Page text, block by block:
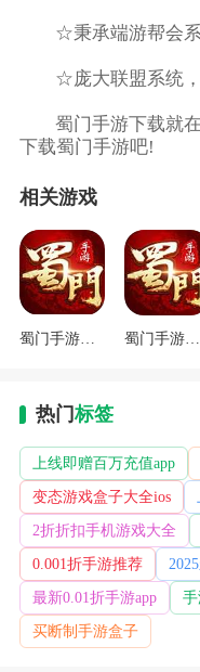
☆秉承端游帮会
☆庞大联盟系统
蜀门手游下载就
下载蜀门手游吧!
相关游戏
蜀门手游最新版V1.58.1 蜀门手游正版官网下载
热门标签
上线即赠百万充值app
变态游戏盒子大全ios
2折折扣手机游戏大全
0.001折手游推荐
最新0.01折手游app
买断制手游盒子